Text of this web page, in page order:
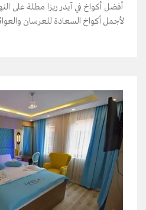
لأجمل أكواخ السعادة للعرسان